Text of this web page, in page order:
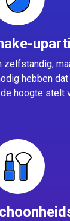
hebben
hoogte stelt